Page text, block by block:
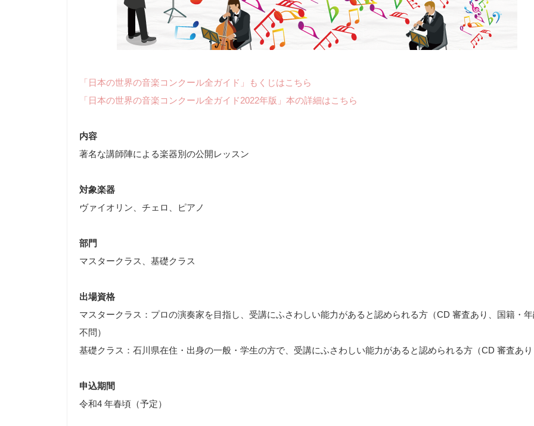
「日本の世界の音楽コンクール全ガイド」もくじはこちら
「日本の世界の音楽コンクール全ガイド2022年版」本の詳細はこちら
内容
著名な講師陣による楽器別の公開レッスン
対象楽器
ヴァイオリン、チェロ、ピアノ
部門
マスタークラス、基礎クラス
出場資格
マスタークラス：プロの演奏家を目指し、受講にふさわしい能力があると認められる方（CD 審査あり、国籍・
不問）
基礎クラス：石川県在住・出身の一般・学生の方で、受講にふさわしい能力があると認められる方（CD 審査あ
申込期間
令和4 年春頃（予定）